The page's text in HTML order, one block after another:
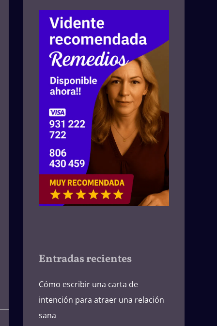
Entradas recientes
Cómo escribir una carta de
intención para atraer una relación
sana